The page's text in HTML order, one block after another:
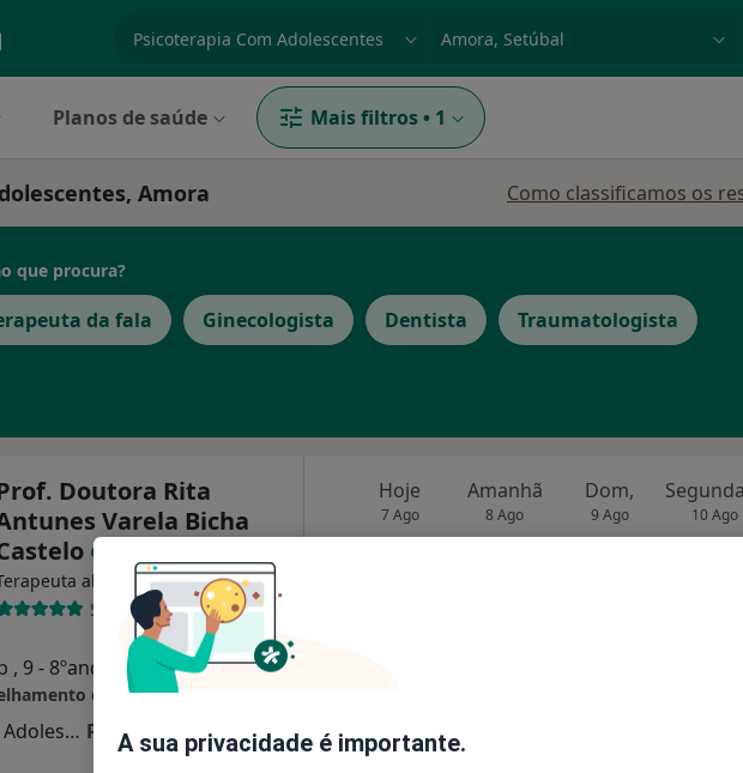
p. ex. Lisboa
Planos de saúde Mais filtros • 1
Amora Como classificamos os
que procura?
da fala Ginecologista Dentista Traumatologista
Doutora Rita
Varela Bicha
alternativo
57 opiniões
1-Rua Braamcamp , 9 - 8ºandar sala 4, Lisboa •Mapa
Psicoterapia com Adolescentes Preço não disponível
Hoje
7 Ago
Amanhã
8 Ago
Dom,
9 Ago 10 Ago
A sua privacidade é importante.